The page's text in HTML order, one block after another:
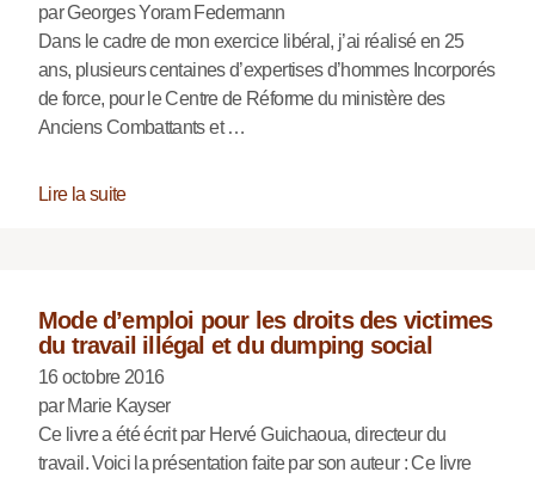
par Georges Yoram Federmann
Dans le cadre de mon exercice libéral, j’ai réalisé en 25
ans, plusieurs centaines d’expertises d’hommes Incorporés
de force, pour le Centre de Réforme du ministère des
Anciens Combattants et …
Lire la suite
Mode d’emploi pour les droits des victimes
du travail illégal et du dumping social
16 octobre 2016
par Marie Kayser
Ce livre a été écrit par Hervé Guichaoua, directeur du
travail. Voici la présentation faite par son auteur : Ce livre